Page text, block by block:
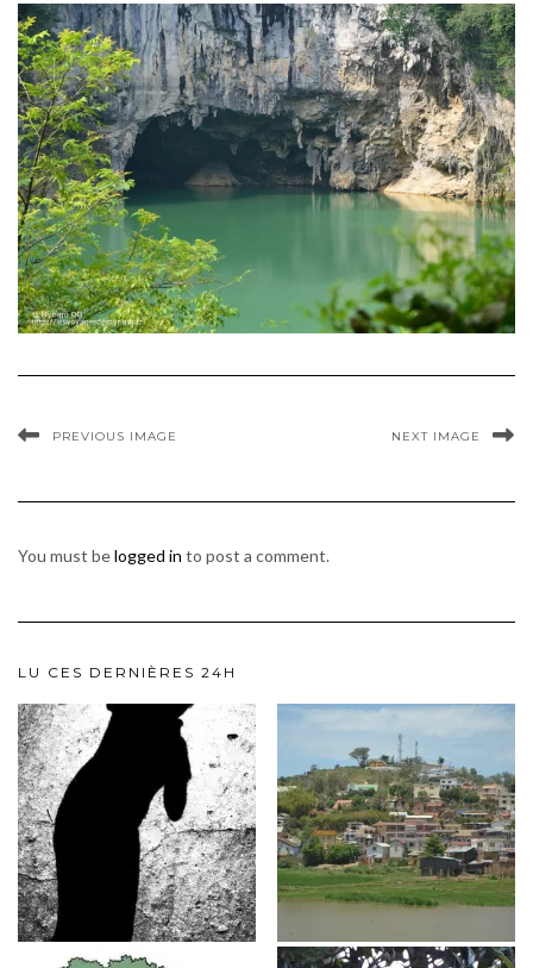
PREVIOUS IMAGE NEXT IMAGE
You must belogged in to post a comment.
LU CES DERNIÈRES 24H